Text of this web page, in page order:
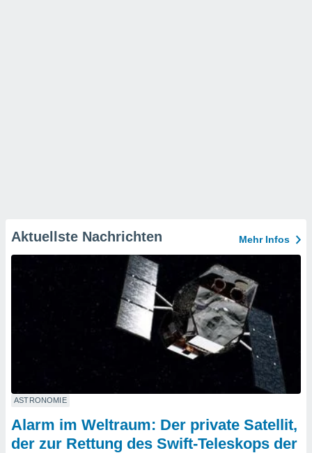
Aktuellste Nachrichten Mehr Infos
ASTRONOMIE
Alarm im Weltraum: Der private Satellit,
der zur Rettung des Swift-Teleskops der